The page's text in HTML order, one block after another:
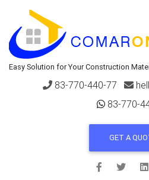
Easy Solution for Your Construction
83-770-440-77
83-770-
GET A